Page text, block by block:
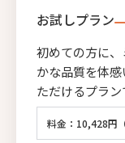
お試しプラン
初めての方に
かな品質を体
ただけるプラン
料金：10,428円（